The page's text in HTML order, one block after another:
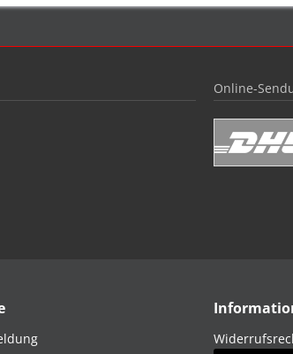
Online-